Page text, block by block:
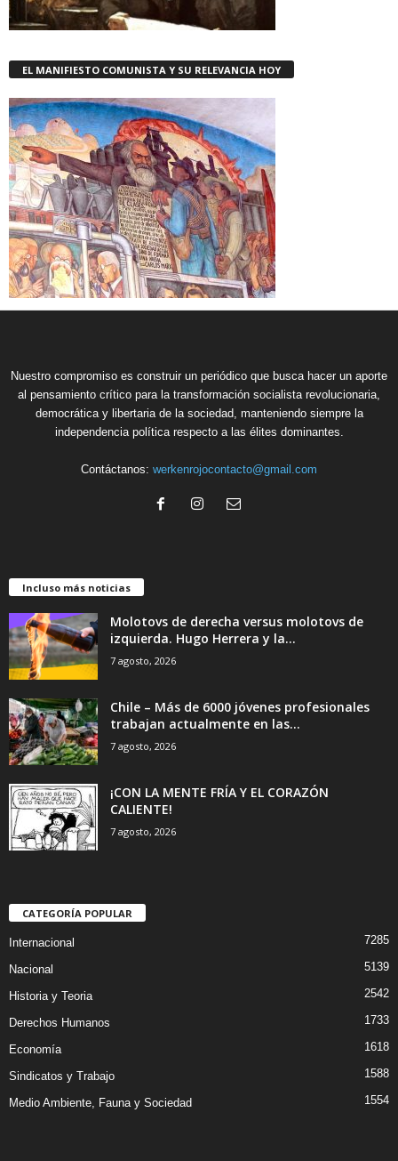
EL MANIFIESTO COMUNISTA Y SU RELEVANCIA HOY
Nuestro compromiso es construir un periódico que busca hacer un aporte
al pensamiento crítico para la transformación socialista revolucionaria,
democrática y libertaria de la sociedad, manteniendo siempre la
independencia política respecto a las élites dominantes.
Contáctanos: werkenrojocontacto@gmail.com
Incluso más noticias
Molotovs de derecha versus molotovs de
izquierda. Hugo Herrera y la...
7 agosto, 2026
Chile – Más de 6000 jóvenes profesionales
trabajan actualmente en las...
7 agosto, 2026
¡CON LA MENTE FRÍA Y EL CORAZÓN
CALIENTE!
7 agosto, 2026
CATEGORÍA POPULAR
Internacional 7285
Nacional 5139
Historia y Teoria 2542
Derechos Humanos 1733
Economía 1618
Sindicatos y Trabajo 1588
Medio Ambiente, Fauna y Sociedad 1554